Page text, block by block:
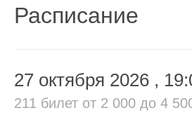
Расписание
27 октября 2026 ,
211 билет от 2 000 до 4